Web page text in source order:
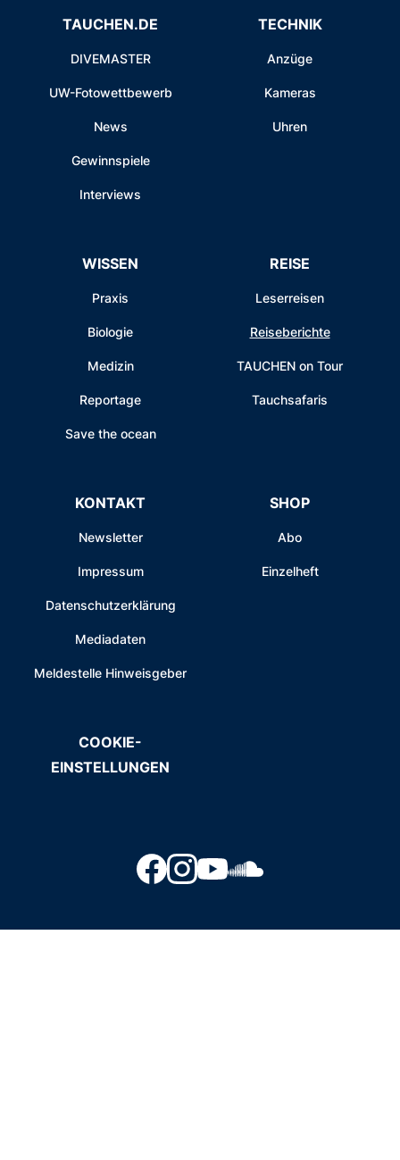
TAUCHEN.DE
DIVEMASTER
UW-Fotowettbewerb
News
Gewinnspiele
Interviews
TECHNIK
Anzüge
Kameras
Uhren
WISSEN
Praxis
Biologie
Medizin
Reportage
Save the ocean
REISE
Leserreisen
Reiseberichte
TAUCHEN on Tour
Tauchsafaris
KONTAKT
Newsletter
Impressum
Datenschutzerklärung
Mediadaten
Meldestelle Hinweisgeber
SHOP
Abo
Einzelheft
COOKIE-
EINSTELLUNGEN